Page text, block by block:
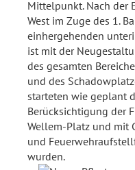
Mittelpunkt. Nach der
West im Zuge des 1.
einhergehenden
ist mit der
des gesamten
und des
starteten wie geplant
Berücksichtigung der
Wellem-Platz und mit
und
wurden.